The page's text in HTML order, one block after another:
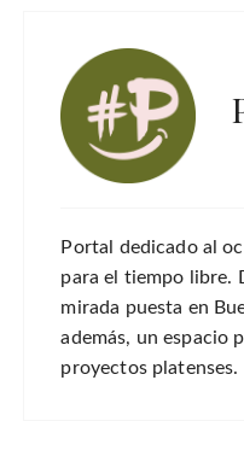
Portal dedicado al
para el tiempo libre.
mirada puesta en
además, un espacio
proyectos platenses.